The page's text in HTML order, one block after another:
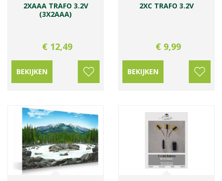
2XAAA TRAFO 3.2V
(3X2AAA)
€ 12,49
BEKIJKEN
2XC TRAFO 3.2V
€ 9,99
BEKIJKEN